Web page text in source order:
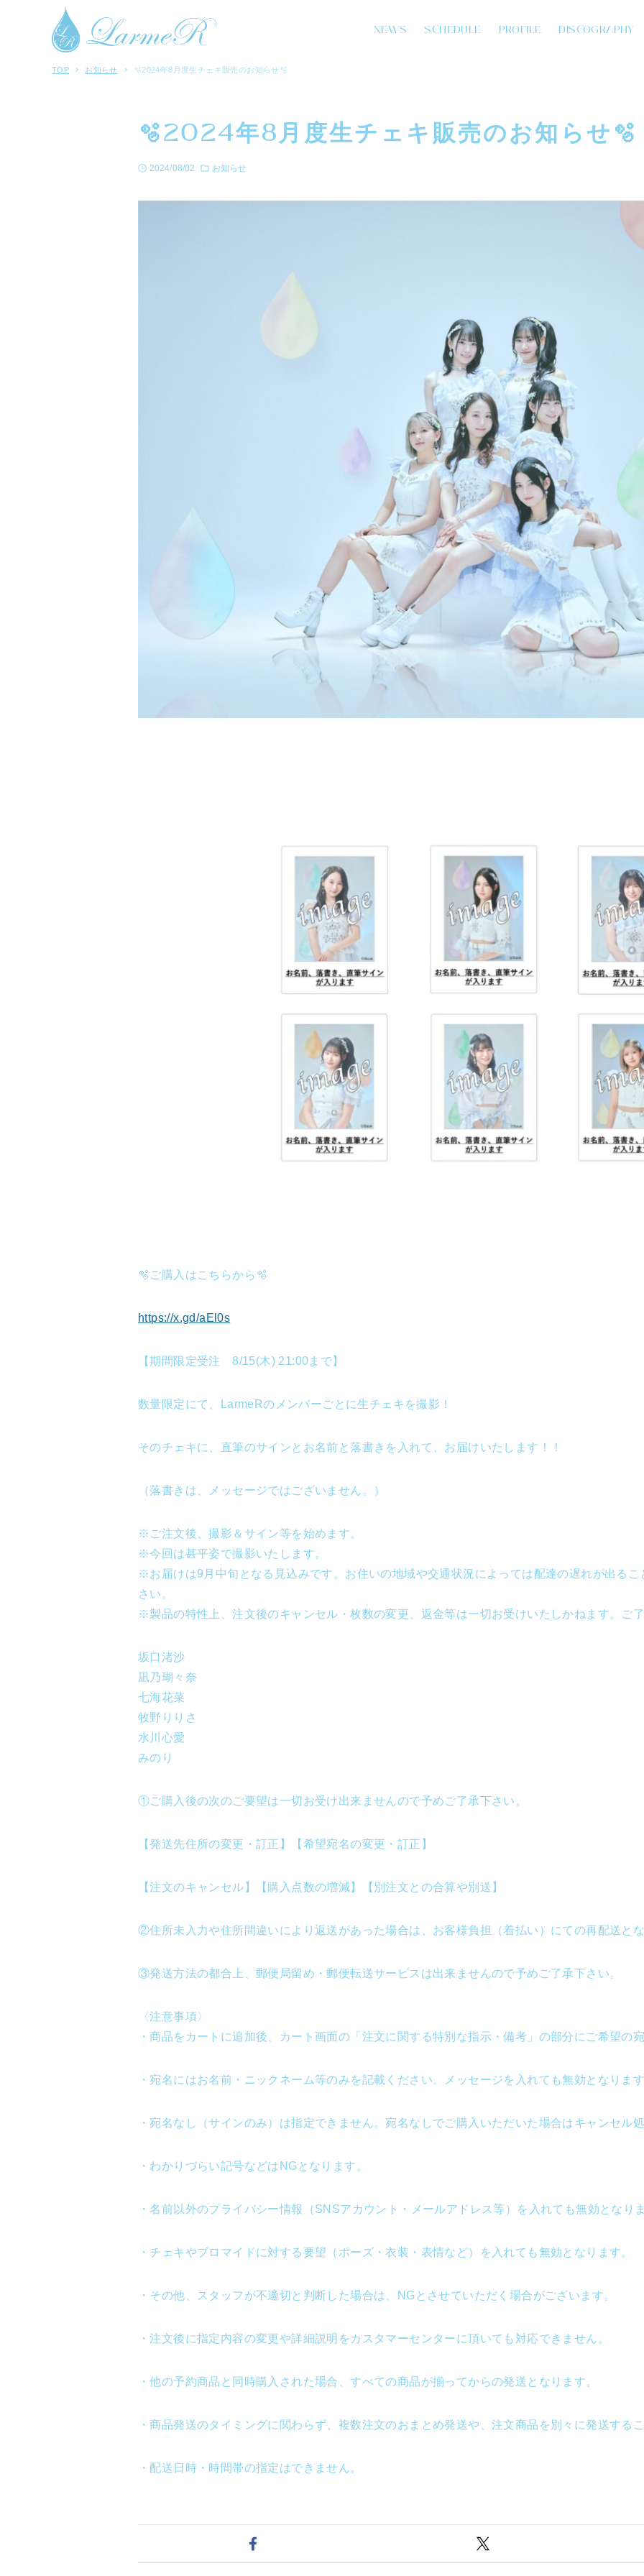
NEWS SCHEDULE PROFILE DISCOGRAPHY
TOP お知らせ 🫧2024年8月度生チェキ販売のお知らせ🫧
🫧2024年8月度生チェキ販売のお知らせ🫧
2024/08/02 お知らせ
🫧ご購入はこちらから🫧
https://x.gd/aEl0s
【期間限定受注 8/15(木) 21:00まで】
数量限定にて、LarmeRのメンバーごとに生チェキを撮影！
そのチェキに、直筆のサインとお名前と落書きを入れて、お届けいたします！！
（落書きは、メッセージではございません。）
※ご注文後、撮影＆サイン等を始めます。
※今回は甚平姿で撮影いたします。
※お届けは9月中旬となる見込みです。お住いの地域や交通状況によっては配達の遅れが出る
さい。
※製品の特性上、注文後のキャンセル・枚数の変更、返金等は一切お受けいたしかねます。ご了
坂口渚沙
凪乃瑚々奈
七海花菜
牧野りりさ
水川心愛
みのり
①ご購入後の次のご要望は一切お受け出来ませんので予めご了承下さい。
【発送先住所の変更・訂正】【希望宛名の変更・訂正】
【注文のキャンセル】【購入点数の増減】【別注文との合算や別送】
②住所未入力や住所間違いにより返送があった場合は、お客様負担（着払い）にての再配送とな
③発送方法の都合上、郵便局留め・郵便転送サービスは出来ませんので予めご了承下さい。
〈注意事項〉
・商品をカートに追加後、カート画面の「注文に関する特別な指示・備考」の部分にご希望の
・宛名にはお名前・ニックネーム等のみを記載ください。メッセージを入れても無効となりま
・宛名なし（サインのみ）は指定できません。宛名なしでご購入いただいた場合はキャンセル
・わかりづらい記号などはNGとなります。
・名前以外のプライバシー情報（SNSアカウント・メールアドレス等）を入れても無効となりま
・チェキやブロマイドに対する要望（ポーズ・衣装・表情など）を入れても無効となります。
・その他、スタッフが不適切と判断した場合は、NGとさせていただく場合がございます。
・注文後に指定内容の変更や詳細説明をカスタマーセンターに頂いても対応できません。
・他の予約商品と同時購入された場合、すべての商品が揃ってからの発送となります。
・商品発送のタイミングに関わらず、複数注文のおまとめ発送や、注文商品を別々に発送する
・配送日時・時間帯の指定はできません。